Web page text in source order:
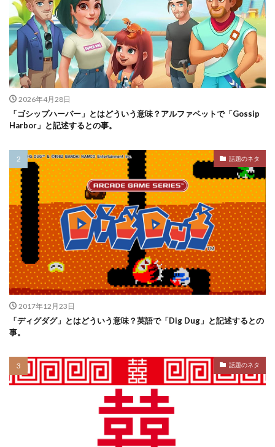
2026年4月28日
「ゴシップハーバー」とはどういう意味？アルファベットで「Gossip
Harbor」と記述するとの事。
話題のネタ
2017年12月23日
「ディグダグ」とはどういう意味？英語で「Dig Dug」と記述するとの
事。
話題のネタ